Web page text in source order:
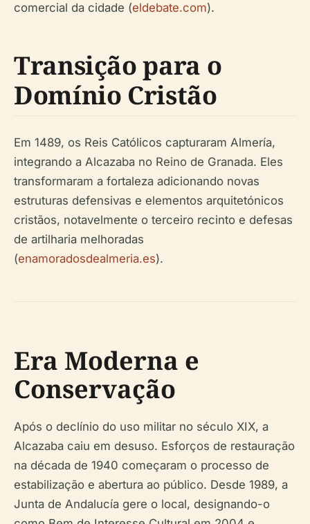
comercial da cidade (eldebate.com).
Transição para o
Domínio Cristão
Em 1489, os Reis Católicos capturaram Almería,
integrando a Alcazaba no Reino de Granada. Eles
transformaram a fortaleza adicionando novas
estruturas defensivas e elementos arquitetónicos
cristãos, notavelmente o terceiro recinto e defesas
de artilharia melhoradas
(enamoradosdealmeria.es).
Era Moderna e
Conservação
Após o declínio do uso militar no século XIX, a
Alcazaba caiu em desuso. Esforços de restauração
na década de 1940 começaram o processo de
estabilização e abertura ao público. Desde 1989, a
Junta de Andalucía gere o local, designando-o